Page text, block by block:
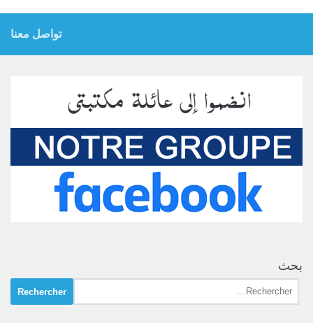
تواصل معنا
بحث
Rechercher :